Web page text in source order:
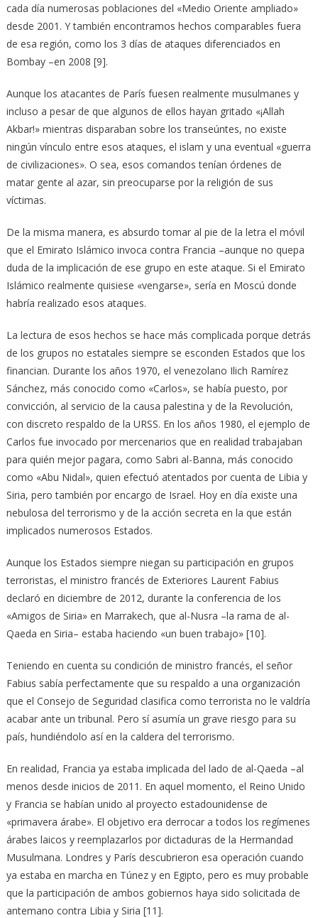
cada día numerosas poblaciones del «Medio Oriente ampliado»
desde 2001. Y también encontramos hechos comparables fuera
de esa región, como los 3 días de ataques diferenciados en
Bombay –en 2008 [9].
Aunque los atacantes de París fuesen realmente musulmanes y
incluso a pesar de que algunos de ellos hayan gritado «¡Allah
Akbar!» mientras disparaban sobre los transeúntes, no existe
ningún vínculo entre esos ataques, el islam y una eventual «guerra
de civilizaciones». O sea, esos comandos tenían órdenes de
matar gente al azar, sin preocuparse por la religión de sus
víctimas.
De la misma manera, es absurdo tomar al pie de la letra el móvil
que el Emirato Islámico invoca contra Francia –aunque no quepa
duda de la implicación de ese grupo en este ataque. Si el Emirato
Islámico realmente quisiese «vengarse», sería en Moscú donde
habría realizado esos ataques.
La lectura de esos hechos se hace más complicada porque detrás
de los grupos no estatales siempre se esconden Estados que los
financian. Durante los años 1970, el venezolano Ilich Ramírez
Sánchez, más conocido como «Carlos», se había puesto, por
convicción, al servicio de la causa palestina y de la Revolución,
con discreto respaldo de la URSS. En los años 1980, el ejemplo de
Carlos fue invocado por mercenarios que en realidad trabajaban
para quién mejor pagara, como Sabri al-Banna, más conocido
como «Abu Nidal», quien efectuó atentados por cuenta de Libia y
Siria, pero también por encargo de Israel. Hoy en día existe una
nebulosa del terrorismo y de la acción secreta en la que están
implicados numerosos Estados.
Aunque los Estados siempre niegan su participación en grupos
terroristas, el ministro francés de Exteriores Laurent Fabius
declaró en diciembre de 2012, durante la conferencia de los
«Amigos de Siria» en Marrakech, que al-Nusra –la rama de al-
Qaeda en Siria– estaba haciendo «un buen trabajo» [10].
Teniendo en cuenta su condición de ministro francés, el señor
Fabius sabía perfectamente que su respaldo a una organización
que el Consejo de Seguridad clasifica como terrorista no le valdría
acabar ante un tribunal. Pero sí asumía un grave riesgo para su
país, hundiéndolo así en la caldera del terrorismo.
En realidad, Francia ya estaba implicada del lado de al-Qaeda –al
menos desde inicios de 2011. En aquel momento, el Reino Unido
y Francia se habían unido al proyecto estadounidense de
«primavera árabe». El objetivo era derrocar a todos los regímenes
árabes laicos y reemplazarlos por dictaduras de la Hermandad
Musulmana. Londres y París descubrieron esa operación cuando
ya estaba en marcha en Túnez y en Egipto, pero es muy probable
que la participación de ambos gobiernos haya sido solicitada de
antemano contra Libia y Siria [11].